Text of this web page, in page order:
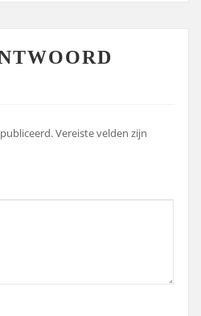
Vereiste velden zijn